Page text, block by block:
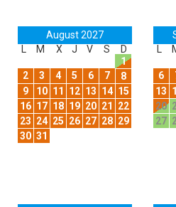
August 2027
L
M X J V S
D
1
2
3 4 5 6 7
8
9
10 11 12 13 14 15
16 17 18 19 20 21
22
23 24 25 26 27 28 29
30 31
L
6
13
20
27